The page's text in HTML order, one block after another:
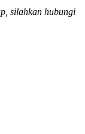
silahkan hubungi